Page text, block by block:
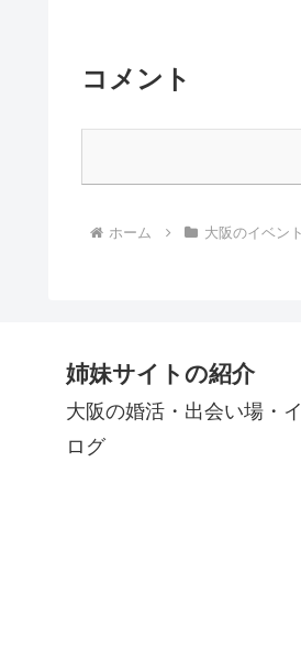
コメント
ホーム 大阪のイベント
姉妹サイトの紹介
大阪の婚活・出会い場・
ログ